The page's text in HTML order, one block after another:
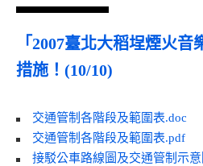
「2007臺北大稻埕煙火
措施！(10/10)
交通管制各階段及範圍表.doc
交通管制各階段及範圍表.pdf
接駁公車路線圖及交通管制示意